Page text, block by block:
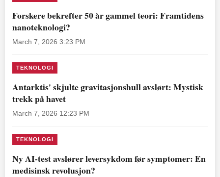
Forskere bekrefter 50 år gammel teori: Framtidens
nanoteknologi?
March 7, 2026 3:23 PM
TEKNOLOGI
Antarktis' skjulte gravitasjonshull avslørt: Mystisk
trekk på havet
March 7, 2026 12:23 PM
TEKNOLOGI
Ny AI-test avslører leversykdom før symptomer: En
medisinsk revolusjon?